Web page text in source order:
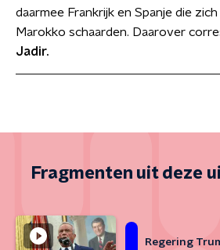
daarmee Frankrijk en Spanje die
Marokko schaarden. Daarover
Jadir.
Fragmenten uit deze
Regering